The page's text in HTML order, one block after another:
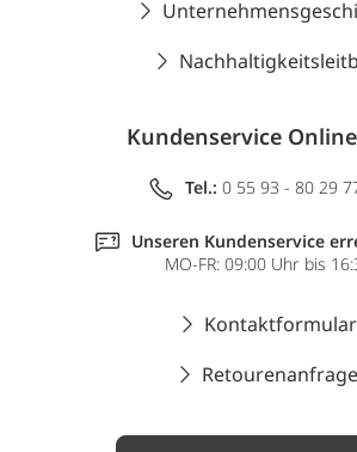
Kundenservice
Tel.: 0 55 93 - 80 29
Unseren Kundenservice
MO-FR: 09:00 Uhr bis
Kontaktformular
Retourenanfrage